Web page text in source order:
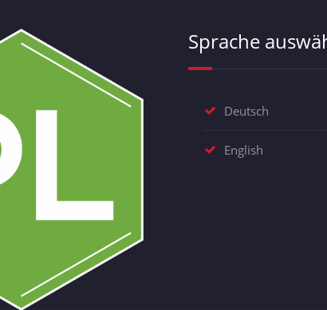
Sprache
Deutsch
English